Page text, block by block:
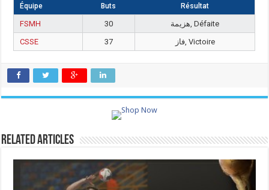
Équipe Buts Résultat
FSMH 30
هزيمة, Défaite
CSSE
37 فاز, Victoire
Related Articles